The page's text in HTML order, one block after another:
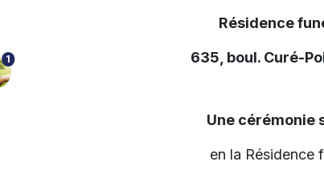
1
Résidence
635, boul. Curé-
Une cérémonie
en la Résidence